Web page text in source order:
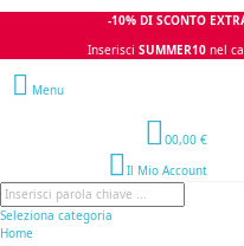
-10% DI SCONTO
Inserisci SUMMER10 nel
Menu
00,00 €
Il Mio Account
Seleziona categoria
Home